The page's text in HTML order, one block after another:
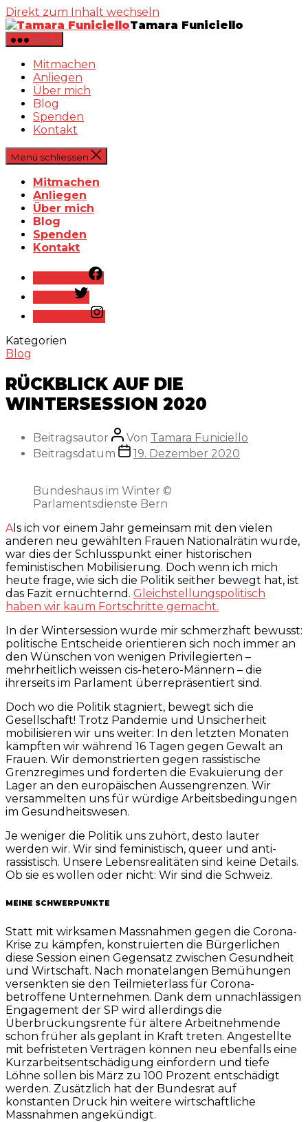
Direkt zum Inhalt wechseln
Tamara Funiciello
Menü
Mitmachen
Anliegen
Über mich
Blog
Spenden
Kontakt
Menü schliessen
Mitmachen
Anliegen
Über mich
Blog
Spenden
Kontakt
Kategorien
Blog
RÜCKBLICK AUF DIE
WINTERSESSION 2020
Beitragsautor Von Tamara Funiciello
Beitragsdatum
19. Dezember 2020
Bundeshaus im Winter ©
Parlamentsdienste Bern
Als ich vor einem Jahr gemeinsam mit den vielen
anderen neu gewählten Frauen Nationalrätin wurde,
war dies der Schlusspunkt einer historischen
feministischen Mobilisierung. Doch wenn ich mich
heute frage, wie sich die Politik seither bewegt hat, ist
das Fazit ernüchternd. Gleichstellungspolitisch
haben wir kaum Fortschritte gemacht.
In der Wintersession wurde mir schmerzhaft bewusst:
politische Entscheide orientieren sich noch immer an
den Wünschen von wenigen Privilegierten –
mehrheitlich weissen cis-hetero-Männern – die
ihrerseits im Parlament überrepräsentiert sind.
Doch wo die Politik stagniert, bewegt sich die
Gesellschaft! Trotz Pandemie und Unsicherheit
mobilisieren wir uns weiter: In den letzten Monaten
kämpften wir während 16 Tagen gegen Gewalt an
Frauen. Wir demonstrierten gegen rassistische
Grenzregimes und forderten die Evakuierung der
Lager an den europäischen Aussengrenzen. Wir
versammelten uns für würdige Arbeitsbedingungen
im Gesundheitswesen.
Je weniger die Politik uns zuhört, desto lauter
werden wir. Wir sind feministisch, queer und anti-
rassistisch. Unsere Lebensrealitäten sind keine Details.
Ob sie es wollen oder nicht: Wir sind die Schweiz.
MEINE SCHWERPUNKTE
Statt mit wirksamen Massnahmen gegen die Corona-
Krise zu kämpfen, konstruierten die Bürgerlichen
diese Session einen Gegensatz zwischen Gesundheit
und Wirtschaft. Nach monatelangen Bemühungen
versenkten sie den Teilmieterlass für Corona-
betroffene Unternehmen. Dank dem unnachlässigen
Engagement der SP wird allerdings die
Überbrückungsrente für ältere Arbeitnehmende
schon früher als geplant in Kraft treten. Angestellte
mit befristeten Verträgen können neu ebenfalls eine
Kurzarbeitsentschädigung einfordern und tiefe
Löhne sollen bis März zu 100 Prozent entschädigt
werden. Zusätzlich hat der Bundesrat auf
konstanten Druck hin weitere wirtschaftliche
Massnahmen angekündigt.